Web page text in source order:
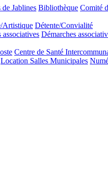
Jablines Bibliothèque Comité
Artistique Détente/Convialité
Démarches
Centre de Santé
Location Salles Municipales